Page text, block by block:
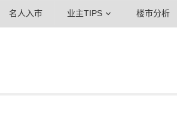
名人入市 业主TIPS 楼市分析